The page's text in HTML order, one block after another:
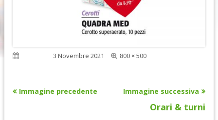
Pubblicato3 Novembre 2021
Dimensione
800 × 500
Immagine precedente Immagine successiva
Orari & turni